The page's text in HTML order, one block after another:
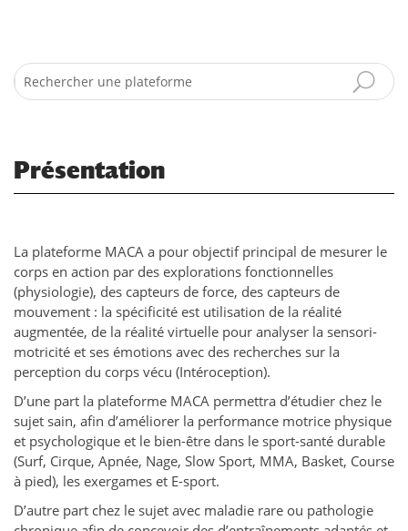
Search
Présentation
La plateforme MACA a pour objectif principal de mesurer le
corps en action par des explorations fonctionnelles
(physiologie), des capteurs de force, des capteurs de
mouvement : la spécificité est utilisation de la réalité
augmentée, de la réalité virtuelle pour analyser la sensori-
motricité et ses émotions avec des recherches sur la
perception du corps vécu (Intéroception).
D’une part la plateforme MACA permettra d’étudier chez le
sujet sain, afin d’améliorer la performance motrice physique
et psychologique et le bien-être dans le sport-santé durable
(Surf, Cirque, Apnée, Nage, Slow Sport, MMA, Basket, Course
à pied), les exergames et E-sport.
D’autre part chez le sujet avec maladie rare ou pathologie